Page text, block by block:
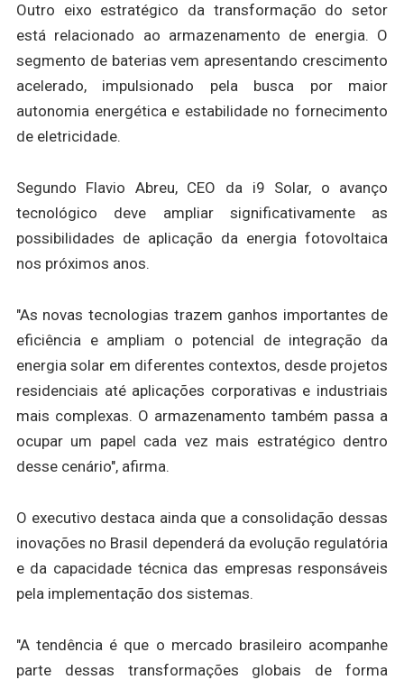
Outro eixo estratégico da transformação do setor
está relacionado ao armazenamento de energia. O
segmento de baterias vem apresentando crescimento
acelerado, impulsionado pela busca por maior
autonomia energética e estabilidade no fornecimento
de eletricidade.
Segundo Flavio Abreu, CEO da i9 Solar, o avanço
tecnológico deve ampliar significativamente as
possibilidades de aplicação da energia fotovoltaica
nos próximos anos.
"As novas tecnologias trazem ganhos importantes de
eficiência e ampliam o potencial de integração da
energia solar em diferentes contextos, desde projetos
residenciais até aplicações corporativas e industriais
mais complexas. O armazenamento também passa a
ocupar um papel cada vez mais estratégico dentro
desse cenário", afirma.
O executivo destaca ainda que a consolidação dessas
inovações no Brasil dependerá da evolução regulatória
e da capacidade técnica das empresas responsáveis
pela implementação dos sistemas.
"A tendência é que o mercado brasileiro acompanhe
parte dessas transformações globais de forma